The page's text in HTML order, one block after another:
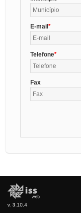
E-mail
Telefone
Fax
v. 3.10.4